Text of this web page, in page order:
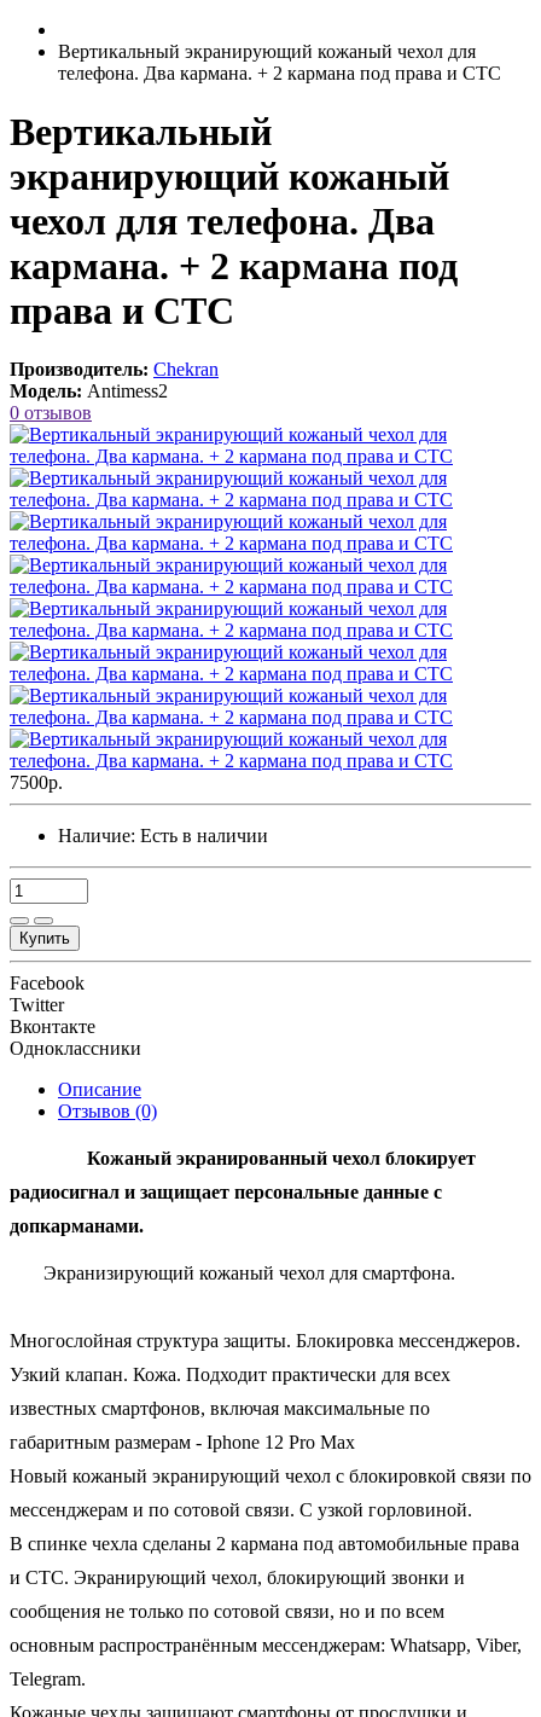
Вертикальный экранирующий кожаный чехол для
телефона. Два кармана. + 2 кармана под права и СТС
Вертикальный
экранирующий кожаный
чехол для телефона. Два
кармана. + 2 кармана под
права и СТС
Производитель: Chekran
Модель: Antimess2
0 отзывов
7500р.
Наличие: Есть в наличии
Купить
Facebook
Twitter
Вконтакте
Одноклассники
Описание
Отзывов (0)
Кожаный экранированный чехол блокирует
радиосигнал и защищает персональные данные с
допкарманами.
Экранизирующий кожаный чехол для смартфона.
Многослойная структура защиты. Блокировка мессенджеров.
Узкий клапан. Кожа. Подходит практически для всех
известных смартфонов, включая максимальные по
габаритным размерам - Iphone 12 Pro Max
Новый кожаный экранирующий чехол с блокировкой связи по
мессенджерам и по сотовой связи. С узкой горловиной.
В спинке чехла сделаны 2 кармана под автомобильные права
и СТС. Экранирующий чехол, блокирующий звонки и
сообщения не только по сотовой связи, но и по всем
основным распространённым мессенджерам: Whatsapp, Viber,
Telegram.
Кожаные чехлы защищают смартфоны от прослушки и